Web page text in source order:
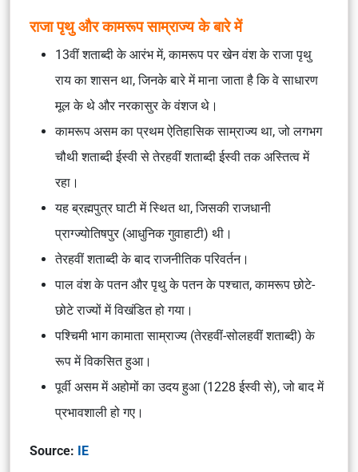
राजा पृथु और कामरूप साम्राज्य के बारे में
13वीं शताब्दी के आरंभ में, कामरूप पर खेन वंश के राजा पृथु
राय का शासन था, जिनके बारे में माना जाता है कि वे साधारण
मूल के थे और नरकासुर के वंशज थे।
कामरूप असम का प्रथम ऐतिहासिक साम्राज्य था, जो लगभग
चौथी शताब्दी ईस्वी से तेरहवीं शताब्दी ईस्वी तक अस्तित्व में
रहा।
यह ब्रह्मपुत्र घाटी में स्थित था, जिसकी राजधानी
प्राग्ज्योतिषपुर (आधुनिक गुवाहाटी) थी।
तेरहवीं शताब्दी के बाद राजनीतिक परिवर्तन।
पाल वंश के पतन और पृथु के पतन के पश्चात, कामरूप छोटे-
छोटे राज्यों में विखंडित हो गया।
पश्चिमी भाग कामाता साम्राज्य (तेरहवीं-सोलहवीं शताब्दी) के
रूप में विकसित हुआ।
पूर्वी असम में अहोमों का उदय हुआ (1228 ईस्वी से), जो बाद में
प्रभावशाली हो गए।
Source: IE